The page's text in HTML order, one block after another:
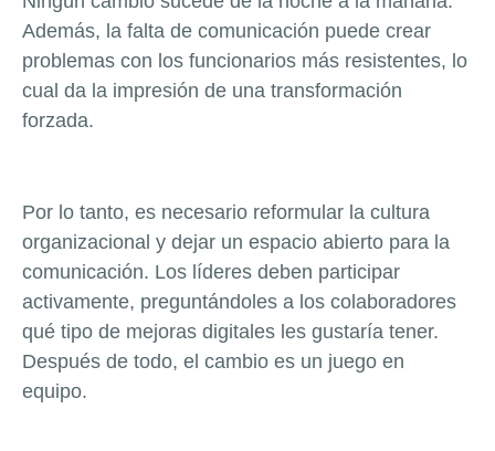
Además, la falta de comunicación puede crear
problemas con los funcionarios más resistentes, lo
cual da la impresión de una transformación
forzada.
Por lo tanto, es necesario reformular la cultura
organizacional y dejar un espacio abierto para la
comunicación. Los líderes deben participar
activamente, preguntándoles a los colaboradores
qué tipo de mejoras digitales les gustaría tener.
Después de todo, el cambio es un juego en
equipo.